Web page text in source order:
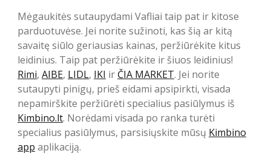
Mėgaukitės sutaupydami Vafliai taip pat ir kitose
parduotuvėse. Jei norite sužinoti, kas šią ar kitą
savaitę siūlo geriausias kainas, peržiūrėkite kitus
leidinius. Taip pat peržiūrėkite ir šiuos leidinius!
Rimi, AIBE, LIDL, IKI ir ČIA MARKET. Jei norite
sutaupyti pinigų, prieš eidami apsipirkti, visada
nepamirškite peržiūrėti specialius pasiūlymus iš
Kimbino.lt. Norėdami visada po ranka turėti
specialius pasiūlymus, parsisiųskite mūsų Kimbino
app aplikaciją.